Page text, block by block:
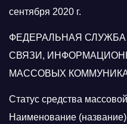
сентября 2020 г.
ФЕДЕРАЛЬНАЯ
СВЯЗИ,
МАССОВЫХ
Статус средства
Наименование